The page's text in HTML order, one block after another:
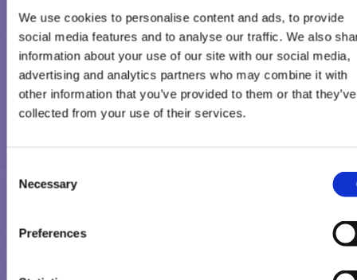
We use cookies to personalise content and ads, to provide
social media features and to analyse our traffic. We also
information about your use of our site with our social media,
advertising and analytics partners who may combine it with
other information that you’ve provided to them or that they’ve
collected from your use of their services.
Selection
Necessary
Preferences
(Lecithine (SOJA), E476)), Butterkeksstückchen 7,8 %
(WEIZENMEHL, Zucker, BUTTER 0,7 %**, WEIZENSTÄRKE,
Fruktose-Sirup, MAGERMILCHPULVER, Salz,
Emulgator (Lecithine (SOJA)), Backtriebmittel
(Ammoniumcarbonate, Natriumcarbonate), Säuerungsmittel
(Citronensäure)), Zucker, Kokosfett, Glukosesirup, pflanzliche
Stabilisatoren (Johannisbrotkernmehl, Guarkernmehl),
Vanillearomen, Salz.